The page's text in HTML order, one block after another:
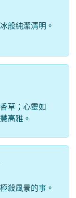
般純潔清明。
草；心靈如
高雅。
殺風景的事。